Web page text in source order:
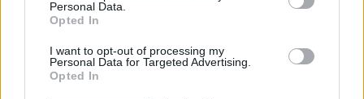
Personal Data.
Opted In
I want to opt-out of processing my
Personal Data for Targeted Advertising.
Opted In
ΣΥΜΒΑΤΙΚΕΣ ΠΗΓΕΣ
Ο ΣΠΑΡΤΑΚΟΣ για την εξαγγελία επενδύσεων
στην περιοχή και την ανάγκη υλοποίησής
29/07/2026 - 11:13